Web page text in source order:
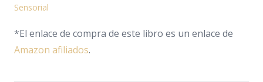
Sensorial
*El enlace de compra de este libro es un enlace de
Amazon afiliados.